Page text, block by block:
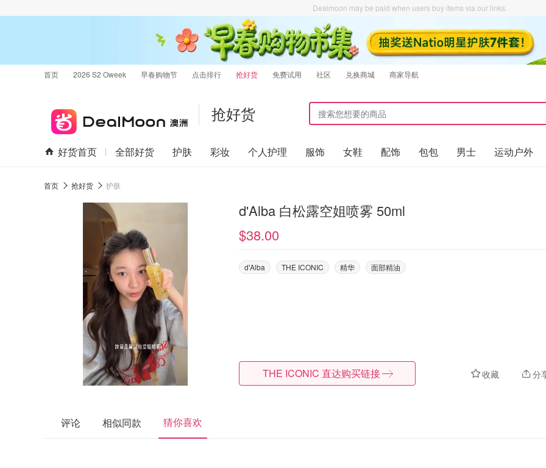
Dealmoon may be paid when users buy items via our links.
首页 2026 S2 Oweek 早春购物节 点击排行 抢好货 免费试用 社区 兑换商城 商家导航
抢好货
好货首页 全部好货 护肤 彩妆 个人护理 服饰 女鞋 配饰 包包 男士 运动户外
首页 抢好货 护肤
d'Alba 白松露空姐喷雾 50ml
$38.00
d'Alba THE ICONIC 精华 面部精油
收藏 分
THE ICONIC 直达购买链接
评论 相似同款 猜你喜欢